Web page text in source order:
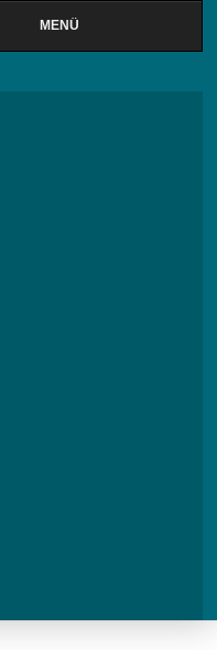
MENÜ